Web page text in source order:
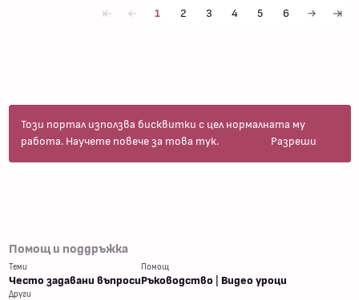
first first 1 2 3 4 5 6 next last
Този портал използва бисквитки с цел нормалната му
работа. Научете повече за това тук. Разреши
Помощ и поддръжка
Теми
Често задавани въпроси
Помощ
Ръководство Видео уроци
Други